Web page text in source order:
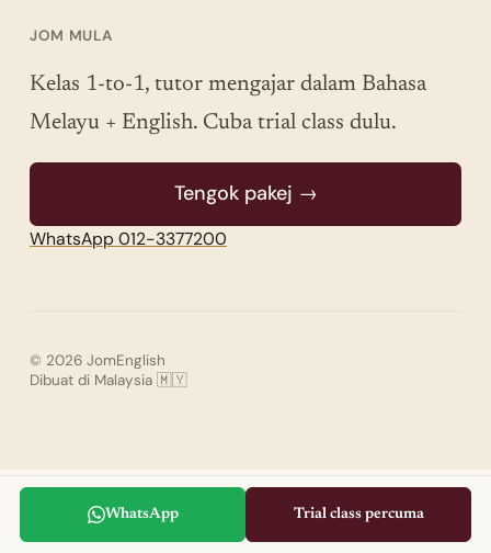
JOM MULA
Kelas 1-to-1, tutor mengajar dalam Bahasa
Melayu + English. Cuba trial class dulu.
Tengok pakej →
WhatsApp 012-3377200
© 2026 JomEnglish
Dibuat di Malaysia 🇲🇾
WhatsApp Trial class percuma